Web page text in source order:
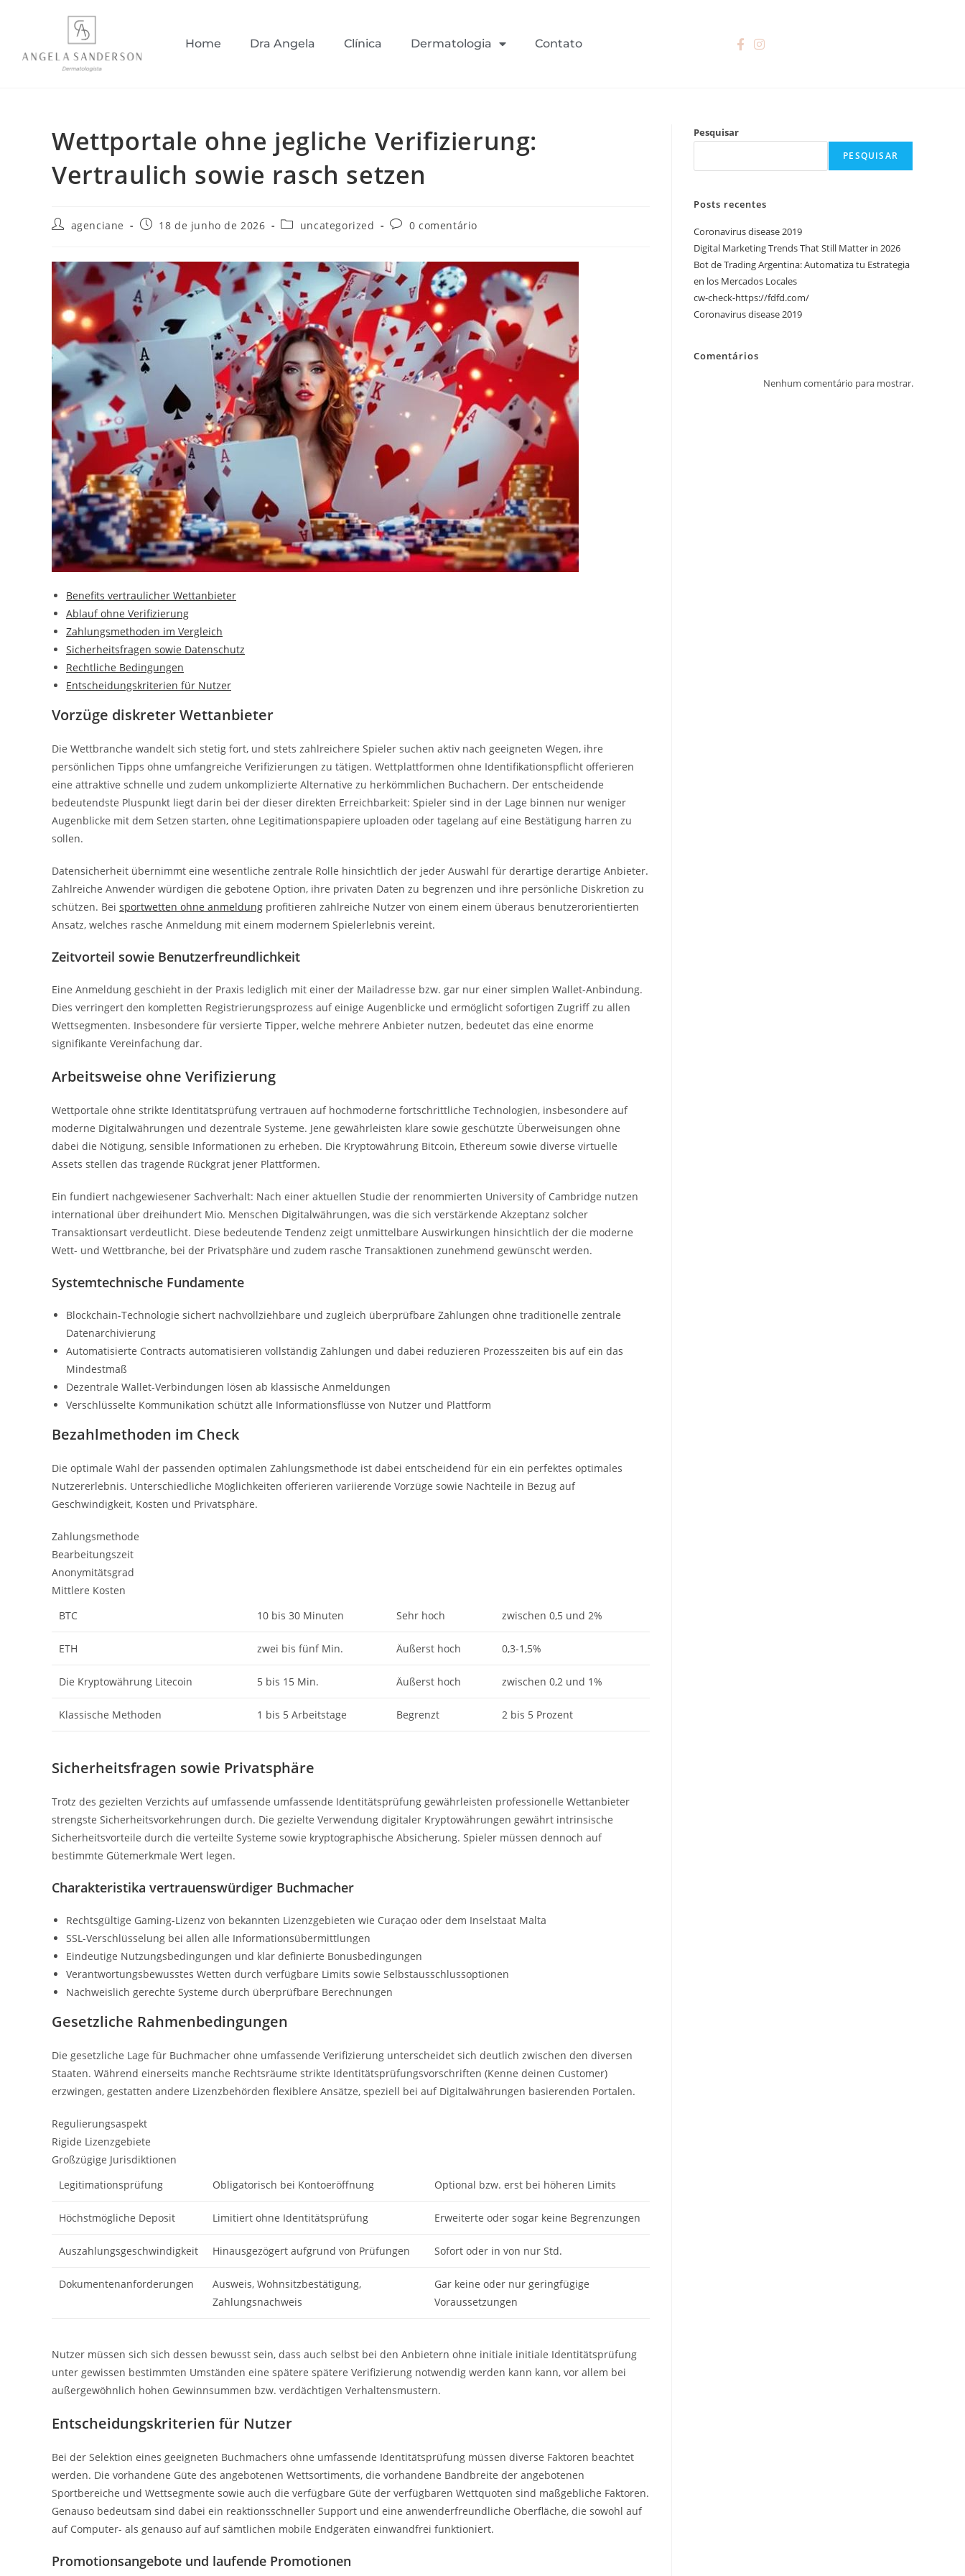
Home Dra Angela Clínica Dermatologia Contato
Wettportale ohne jegliche Verifizierung:
Vertraulich sowie rasch setzen
agenciane 18 de junho de 2026 uncategorized 0 comentário
Benefits vertraulicher Wettanbieter
Ablauf ohne Verifizierung
Zahlungsmethoden im Vergleich
Sicherheitsfragen sowie Datenschutz
Rechtliche Bedingungen
Entscheidungskriterien für Nutzer
Vorzüge diskreter Wettanbieter
Die Wettbranche wandelt sich stetig fort, und stets zahlreichere Spieler suchen aktiv nach geeigneten Wegen, ihre
persönlichen Tipps ohne umfangreiche Verifizierungen zu tätigen. Wettplattformen ohne Identifikationspflicht offerieren
eine attraktive schnelle und zudem unkomplizierte Alternative zu herkömmlichen Buchachern. Der entscheidende
bedeutendste Pluspunkt liegt darin bei der dieser direkten Erreichbarkeit: Spieler sind in der Lage binnen nur weniger
Augenblicke mit dem Setzen starten, ohne Legitimationspapiere uploaden oder tagelang auf eine Bestätigung harren zu
sollen.
Datensicherheit übernimmt eine wesentliche zentrale Rolle hinsichtlich der jeder Auswahl für derartige derartige Anbieter.
Zahlreiche Anwender würdigen die gebotene Option, ihre privaten Daten zu begrenzen und ihre persönliche Diskretion zu
schützen. Bei sportwetten ohne anmeldung profitieren zahlreiche Nutzer von einem einem überaus benutzerorientierten
Ansatz, welches rasche Anmeldung mit einem modernem Spielerlebnis vereint.
Zeitvorteil sowie Benutzerfreundlichkeit
Eine Anmeldung geschieht in der Praxis lediglich mit einer der Mailadresse bzw. gar nur einer simplen Wallet-Anbindung.
Dies verringert den kompletten Registrierungsprozess auf einige Augenblicke und ermöglicht sofortigen Zugriff zu allen
Wettsegmenten. Insbesondere für versierte Tipper, welche mehrere Anbieter nutzen, bedeutet das eine enorme
signifikante Vereinfachung dar.
Arbeitsweise ohne Verifizierung
Wettportale ohne strikte Identitätsprüfung vertrauen auf hochmoderne fortschrittliche Technologien, insbesondere auf
moderne Digitalwährungen und dezentrale Systeme. Jene gewährleisten klare sowie geschützte Überweisungen ohne
dabei die Nötigung, sensible Informationen zu erheben. Die Kryptowährung Bitcoin, Ethereum sowie diverse virtuelle
Assets stellen das tragende Rückgrat jener Plattformen.
Ein fundiert nachgewiesener Sachverhalt: Nach einer aktuellen Studie der renommierten University of Cambridge nutzen
international über dreihundert Mio. Menschen Digitalwährungen, was die sich verstärkende Akzeptanz solcher
Transaktionsart verdeutlicht. Diese bedeutende Tendenz zeigt unmittelbare Auswirkungen hinsichtlich der die moderne
Wett- und Wettbranche, bei der Privatsphäre und zudem rasche Transaktionen zunehmend gewünscht werden.
Systemtechnische Fundamente
Blockchain-Technologie sichert nachvollziehbare und zugleich überprüfbare Zahlungen ohne traditionelle zentrale
Datenarchivierung
Automatisierte Contracts automatisieren vollständig Zahlungen und dabei reduzieren Prozesszeiten bis auf ein das
Mindestmaß
Dezentrale Wallet-Verbindungen lösen ab klassische Anmeldungen
Verschlüsselte Kommunikation schützt alle Informationsflüsse von Nutzer und Plattform
Bezahlmethoden im Check
Die optimale Wahl der passenden optimalen Zahlungsmethode ist dabei entscheidend für ein ein perfektes optimales
Nutzererlebnis. Unterschiedliche Möglichkeiten offerieren variierende Vorzüge sowie Nachteile in Bezug auf
Geschwindigkeit, Kosten und Privatsphäre.
Zahlungsmethode
Bearbeitungszeit
Anonymitätsgrad
Mittlere Kosten
BTC
10 bis 30 Minuten Sehr hoch zwischen 0,5 und 2%
ETH zwei bis fünf Min. Äußerst hoch 0,3-1,5%
Die Kryptowährung Litecoin 5 bis 15 Min. Äußerst hoch zwischen 0,2 und 1%
Klassische Methoden 1 bis 5 Arbeitstage Begrenzt 2 bis 5 Prozent
Sicherheitsfragen sowie Privatsphäre
Trotz des gezielten Verzichts auf umfassende umfassende Identitätsprüfung gewährleisten professionelle Wettanbieter
strengste Sicherheitsvorkehrungen durch. Die gezielte Verwendung digitaler Kryptowährungen gewährt intrinsische
Sicherheitsvorteile durch die verteilte Systeme sowie kryptographische Absicherung. Spieler müssen dennoch auf
bestimmte Gütemerkmale Wert legen.
Charakteristika vertrauenswürdiger Buchmacher
Rechtsgültige Gaming-Lizenz von bekannten Lizenzgebieten wie Curaçao oder dem Inselstaat Malta
SSL-Verschlüsselung bei allen alle Informationsübermittlungen
Eindeutige Nutzungsbedingungen und klar definierte Bonusbedingungen
Verantwortungsbewusstes Wetten durch verfügbare Limits sowie Selbstausschlussoptionen
Nachweislich gerechte Systeme durch überprüfbare Berechnungen
Gesetzliche Rahmenbedingungen
Die gesetzliche Lage für Buchmacher ohne umfassende Verifizierung unterscheidet sich deutlich zwischen den diversen
Staaten. Während einerseits manche Rechtsräume strikte Identitätsprüfungsvorschriften (Kenne deinen Customer)
erzwingen, gestatten andere Lizenzbehörden flexiblere Ansätze, speziell bei auf Digitalwährungen basierenden Portalen.
Regulierungsaspekt
Rigide Lizenzgebiete
Großzügige Jurisdiktionen
Legitimationsprüfung
Obligatorisch bei Kontoeröffnung Optional bzw. erst bei höheren Limits
Höchstmögliche Deposit Limitiert ohne Identitätsprüfung Erweiterte oder sogar keine Begrenzungen
Auszahlungsgeschwindigkeit Hinausgezögert aufgrund von Prüfungen Sofort oder in von nur Std.
Dokumentenanforderungen
Ausweis, Wohnsitzbestätigung,
Zahlungsnachweis
Gar keine oder nur geringfügige
Voraussetzungen
Nutzer müssen sich sich dessen bewusst sein, dass auch selbst bei den Anbietern ohne initiale initiale Identitätsprüfung
unter gewissen bestimmten Umständen eine spätere spätere Verifizierung notwendig werden kann kann, vor allem bei
außergewöhnlich hohen Gewinnsummen bzw. verdächtigen Verhaltensmustern.
Entscheidungskriterien für Nutzer
Bei der Selektion eines geeigneten Buchmachers ohne umfassende Identitätsprüfung müssen diverse Faktoren beachtet
werden. Die vorhandene Güte des angebotenen Wettsortiments, die vorhandene Bandbreite der angebotenen
Sportbereiche und Wettsegmente sowie auch die verfügbare Güte der verfügbaren Wettquoten sind maßgebliche Faktoren.
Genauso bedeutsam sind dabei ein reaktionsschneller Support und eine anwenderfreundliche Oberfläche, die sowohl auf
auf Computer- als genauso auf auf sämtlichen mobile Endgeräten einwandfrei funktioniert.
Promotionsangebote und laufende Promotionen
Pesquisar
PESQUISAR
Posts recentes
Coronavirus disease 2019
Digital Marketing Trends That Still Matter in 2026
Bot de Trading Argentina: Automatiza tu Estrategia
en los Mercados Locales
cw-check-https://fdfd.com/
Coronavirus disease 2019
Comentários
Nenhum comentário para mostrar.